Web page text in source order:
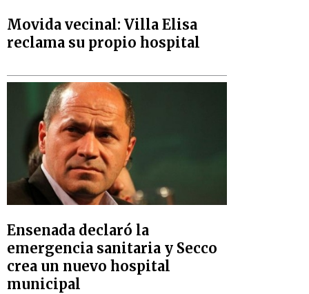
Movida vecinal: Villa Elisa
reclama su propio hospital
Ensenada declaró la
emergencia sanitaria y Secco
crea un nuevo hospital
municipal